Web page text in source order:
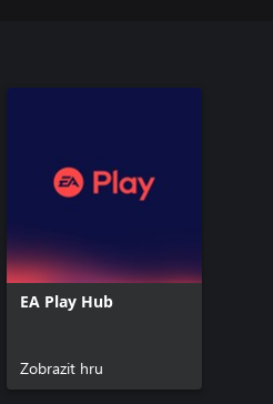
EA Play Hub
Zobrazit hru